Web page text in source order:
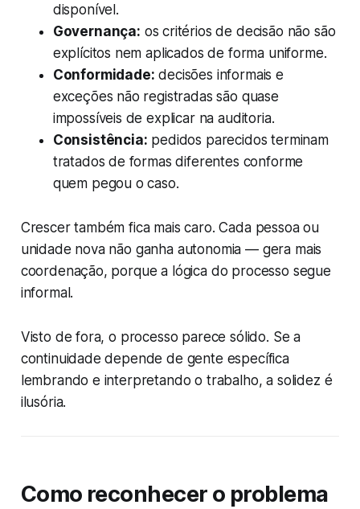
disponível.
Governança: os critérios de decisão não são
explícitos nem aplicados de forma uniforme.
Conformidade: decisões informais e
exceções não registradas são quase
impossíveis de explicar na auditoria.
Consistência: pedidos parecidos terminam
tratados de formas diferentes conforme
quem pegou o caso.
Crescer também fica mais caro. Cada pessoa ou
unidade nova não ganha autonomia — gera mais
coordenação, porque a lógica do processo segue
informal.
Visto de fora, o processo parece sólido. Se a
continuidade depende de gente específica
lembrando e interpretando o trabalho, a solidez é
ilusória.
Como reconhecer o problema